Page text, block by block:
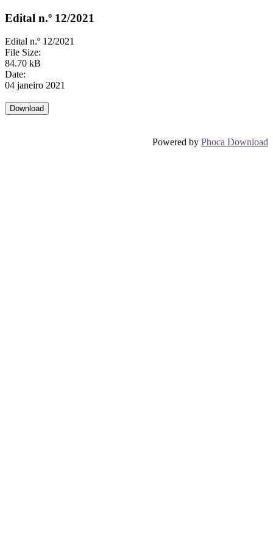
Edital n.º 12/2021
Edital n.º 12/2021
File Size:
84.70 kB
Date:
04 janeiro 2021
Powered by Phoca Download